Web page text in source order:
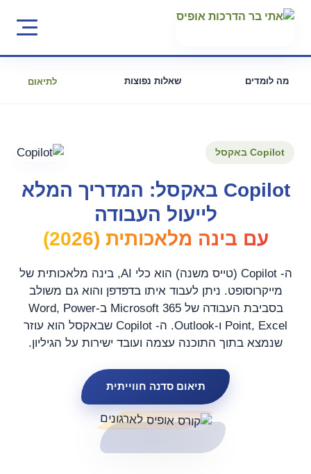
מה לומדים שאלות נפוצות לתיאום
Copilot באקסל
Copilot באקסל: המדריך המלא
לייעול העבודה
עם בינה מלאכותית (2026)
ה- Copilot (טייס משנה) הוא כלי AI, בינה מלאכותית של
מייקרוסופט. ניתן לעבוד איתו בדפדפן והוא גם משולב
בסביבת העבודה של Microsoft 365 ב-Word, Power
Point, Excel ו-Outlook. ה- Copilot שבאקסל הוא עוזר
שנמצא בתוך התוכנה עצמה ועובד ישירות על הגיליון.
תיאום סדנה חווייתית